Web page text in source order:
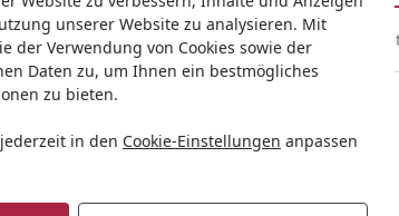
unserer Website zu analysieren. Mit
der Verwendung von Cookies sowie der
Daten zu, um Ihnen ein bestmögliches
zu bieten.
in den Cookie-Einstellungen anpassen
Josera Josera A/S Adult Salmon & Potato